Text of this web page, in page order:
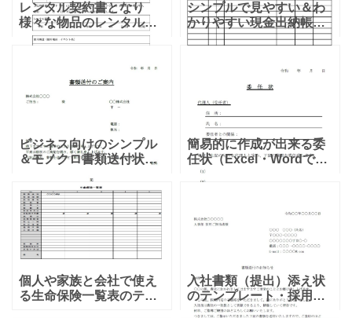
レンタル契約書となり
様々な物品のレンタル時
に使える便利なテンプレ
借りする際に使用する
「レンタル契約書」のひ
な形となり、レンタル料
シンプルで見やすい＆わ
かりやすい現金出納帳テ
ンプレート（Excel・
簡単に記入出来る一覧表
形式となります。Excel・
ビジネス向けのシンプル
＆モノクロ書類送付状
で見本とサンプルの例文
編集が可能！PDFを印刷
し手書きで作成出来るテ
ンプレートです。シン
簡易的に作成が出来る委
任状（Excel・Wordで制
限や内容を簡単に作れ
る事で、手書きで作成す
る事も可能です。ダウ
個人や家族と会社で使え
る生命保険一覧表のテン
入社書類（提出）添え状
のテンプレート・採用・
就職活動・新卒の個人か